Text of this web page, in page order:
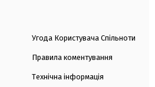
Угода Користувача Спільноти
Правила коментування
Технічна інформація